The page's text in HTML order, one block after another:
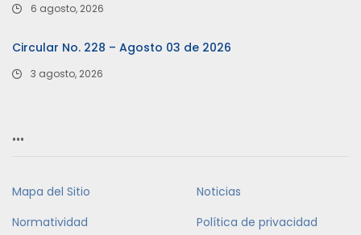
6 agosto, 2026
Circular No. 228 – Agosto 03 de 2026
3 agosto, 2026
…
Mapa del Sitio
Noticias
Normatividad
Política de privacidad